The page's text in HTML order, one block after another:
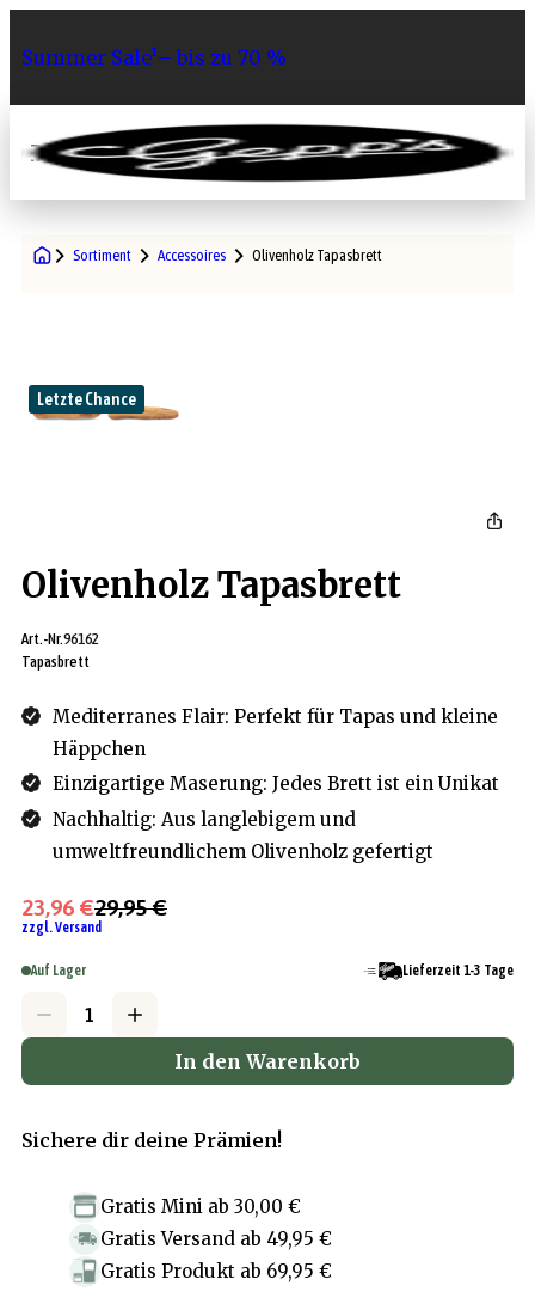
Summer Sale¹– bis zu 70 %
0
Sortiment Accessoires Olivenholz Tapasbrett
Letzte Chance
Olivenholz Tapasbrett
Art.-Nr.96162
Tapasbrett
Mediterranes Flair: Perfekt für Tapas und kleine
Häppchen
Einzigartige Maserung: Jedes Brett ist ein Unikat
Nachhaltig: Aus langlebigem und
umweltfreundlichem Olivenholz gefertigt
23,96 €29,95 €
zzgl. Versand
Auf Lager Lieferzeit 1-3 Tage
In den Warenkorb
Sichere dir deine Prämien!
Gratis Mini ab 30,00 €
Gratis Versand ab 49,95 €
Gratis Produkt ab 69,95 €